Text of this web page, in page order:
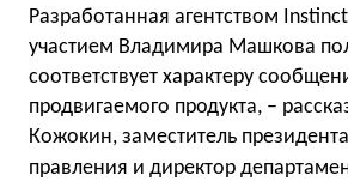
Разработанная агентством
участием Владимира Машкова
соответствует характеру
продвигаемого продукта, –
Кожокин, заместитель
правления и директор